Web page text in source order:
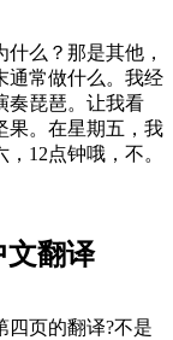
么？那是其他，
通常做什么。我经
奏琵琶。让我看
果。在星期五，我
12点钟哦，不。
文翻译
四页的翻译?不是